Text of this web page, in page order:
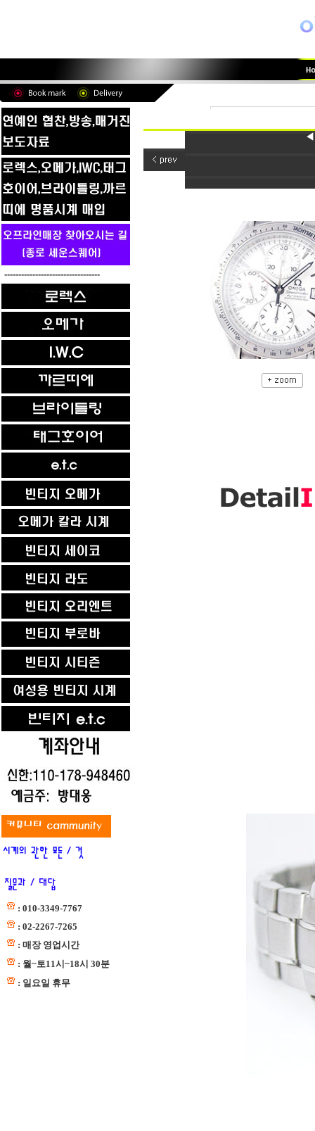
----------------------------------
: 010-3349-7767
: 02-2267-7265
: 매장 영업시간
: 월~토11시~18시 30분
: 일요일 휴무
◀